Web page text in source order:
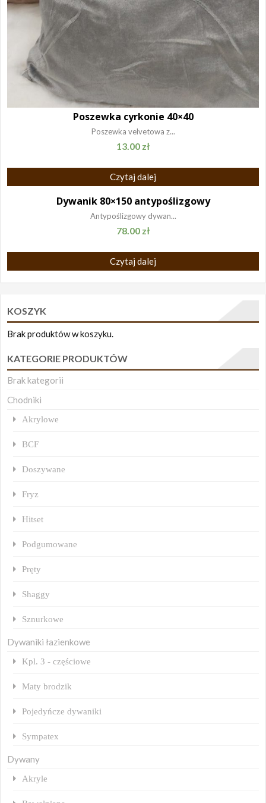
Poszewka cyrkonie 40×40
Poszewka velvetowa z...
13.00 zł
Czytaj dalej
Dywanik 80×150 antypoślizgowy
Antypoślizgowy dywan...
78.00 zł
Czytaj dalej
KOSZYK
Brak produktów w koszyku.
KATEGORIE PRODUKTÓW
Brak kategorii
Chodniki
Akrylowe
BCF
Doszywane
Fryz
Hitset
Podgumowane
Pręty
Shaggy
Sznurkowe
Dywaniki łazienkowe
Kpl. 3 - częściowe
Maty brodzik
Pojedyńcze dywaniki
Sympatex
Dywany
Akryle